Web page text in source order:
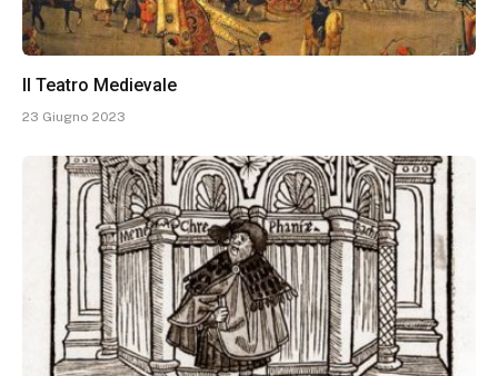
Il Teatro Medievale
23 Giugno 2023